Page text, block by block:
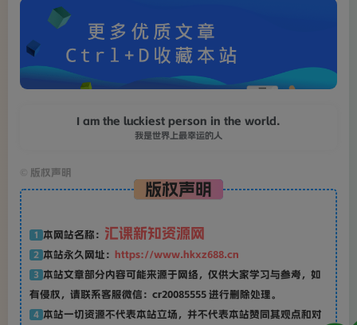
I am the luckiest person in the world.
我是世界上最幸运的人
版权声明
版权声明
1 本网站名称： 汇课新知资源网
2 本站永久网址： https://www.hkxz688.cn
3 本站文章部分内容可能来源于网络，仅供大家学习与参考，如
有侵权，请联系客服微信：cr20085555 进行删除处理。
4 本站一切资源不代表本站立场，并不代表本站赞同其观点和对